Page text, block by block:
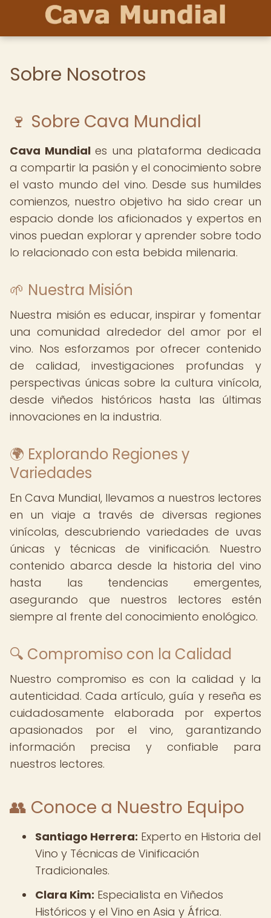
Sobre Nosotros
🍷 Sobre Cava Mundial
Cava Mundiales una plataforma dedicada
a compartir la pasión y el conocimiento sobre
el vasto mundo del vino. Desde sus humildes
comienzos, nuestro objetivo ha sido crear un
espacio donde los aficionados y expertos en
vinos puedan explorar y aprender sobre todo
lo relacionado con esta bebida milenaria.
🌱 Nuestra Misión
Nuestra misión es educar, inspirar y fomentar
una comunidad alrededor del amor por el
vino. Nos esforzamos por ofrecer contenido
de calidad, investigaciones profundas y
perspectivas únicas sobre la cultura vinícola,
desde viñedos históricos hasta las últimas
innovaciones en la industria.
🌍 Explorando Regiones y
Variedades
En Cava Mundial, llevamos a nuestros lectores
en un viaje a través de diversas regiones
vinícolas, descubriendo variedades de uvas
únicas y técnicas de vinificación. Nuestro
contenido abarca desde la historia del vino
hasta las tendencias emergentes,
asegurando que nuestros lectores estén
siempre al frente del conocimiento enológico.
🔍 Compromiso con la Calidad
Nuestro compromiso es con la calidad y la
autenticidad. Cada artículo, guía y reseña es
cuidadosamente elaborada por expertos
apasionados por el vino, garantizando
información precisa y confiable para
nuestros lectores.
👥 Conoce a Nuestro Equipo
Santiago Herrera: Experto en Historia del
Vino y Técnicas de Vinificación
Tradicionales.
Clara Kim: Especialista en Viñedos
Históricos y el Vino en Asia y África.